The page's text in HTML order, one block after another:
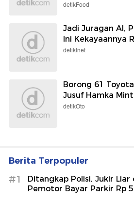
detikFood
Jadi Juragan AI,
Ini Kekayaannya
detikInet
Borong 61
Jusuf Hamka
detikOto
Berita Terpopuler
#1
Ditangkap Polisi, Jukir Liar
Pemotor Bayar Parkir Rp